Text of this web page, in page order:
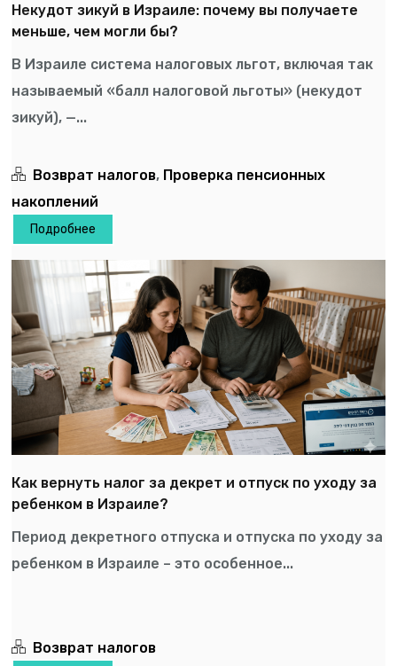
Некудот зикуй в Израиле: почему вы получаете
меньше, чем могли бы?
В Израиле система налоговых льгот, включая так
называемый «балл налоговой льготы» (некудот
зикуй), —...
Возврат налогов, Проверка пенсионных
накоплений
Подробнее
Как вернуть налог за декрет и отпуск по уходу за
ребенком в Израиле?
Период декретного отпуска и отпуска по уходу за
ребенком в Израиле – это особенное...
Возврат налогов